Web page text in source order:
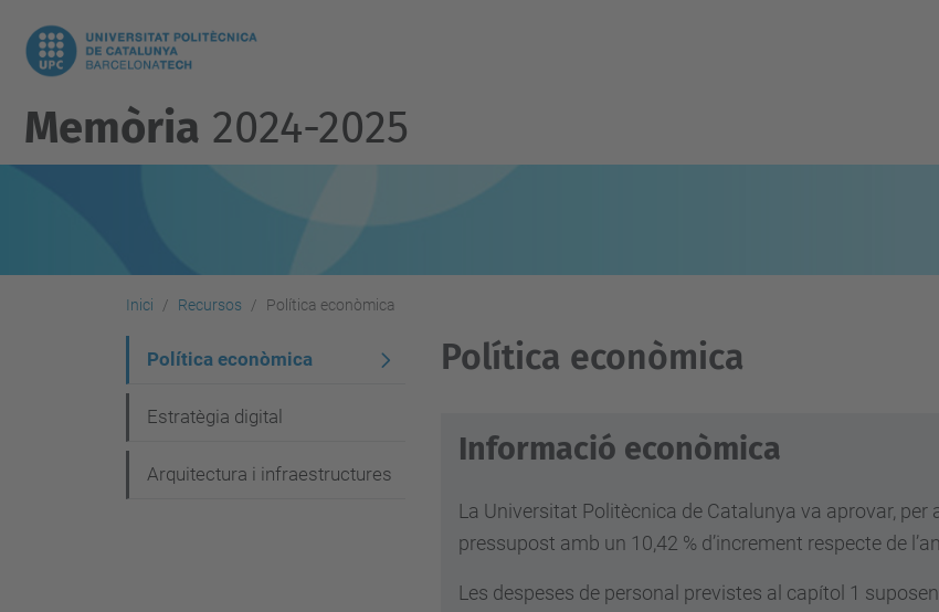
Memòria 2024-2025
Inici Recursos Política econòmica
Política econòmica
Informació econòmica
La Universitat Politècnica de Catalunya va aprovar, per
pressupost amb un 10,42 % d’increment respecte de
Les despeses de personal previstes al capítol 1
a
v
g
Política econòmica
Estratègia digital
Arquitectura i infraestructures